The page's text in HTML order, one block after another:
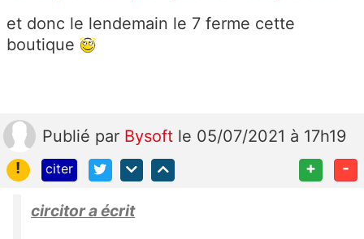
et donc le lendemain le 7 ferme cette
boutique
Publié par Bysoft le 05/07/2021 à 17h19
!
citer + -
circitor a écrit